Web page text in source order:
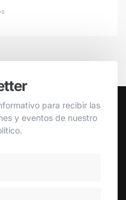
para recibir las
y eventos de nuestro